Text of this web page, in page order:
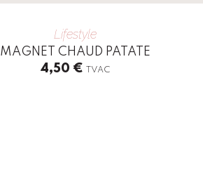
Lifestyle
MAGNET CHAUD PATATE
4,50 € TVAC